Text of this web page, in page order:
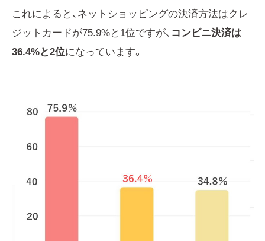
これによると、ネットショッピングの決済方法はクレ
ジットカードが75.9%と1位ですが、 コンビニ決済は
36.4%と2位になっています。